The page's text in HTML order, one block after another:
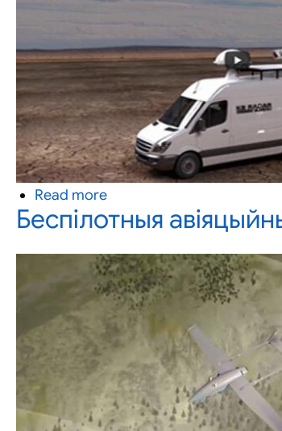
Read moreabout
Станцыя
радыёэлектроннай
з
БПЛА
"Гроза-
Беспілотныя